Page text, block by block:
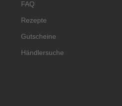
FAQ
Rezepte
Gutscheine
Händlersuche